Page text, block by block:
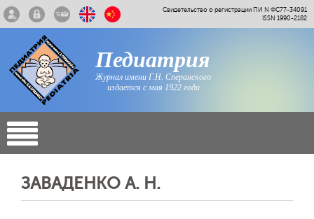
Свидетельство о регистрации ПИ N ФС77-34091
ISSN 1990-2182
Педиатрия
Журнал имени Г.Н. Сперанского
издается с мая 1922 года
ЗАВАДЕНКО А. Н.